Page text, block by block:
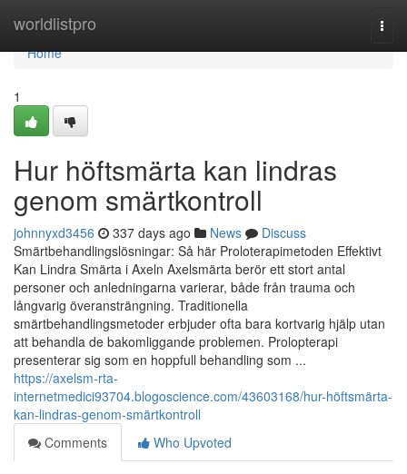
worldlistpro
Home
Home
1
Hur höftsmärta kan lindras
genom smärtkontroll
johnnyxd3456 337 days ago News
Discuss
Smärtbehandlingslösningar: Så här Proloterapimetoden Effektivt
Kan Lindra Smärta i Axeln Axelsmärta berör ett stort antal
personer och anledningarna varierar, både från trauma och
långvarig överansträngning. Traditionella
smärtbehandlingsmetoder erbjuder ofta bara kortvarig hjälp utan
att behandla de bakomliggande problemen. Prolopterapi
presenterar sig som en hoppfull behandling som ...
https://axelsm-rta-
internetmedici93704.blogoscience.com/43603168/hur-höftsmärta-
kan-lindras-genom-smärtkontroll
Comments
Who Upvoted